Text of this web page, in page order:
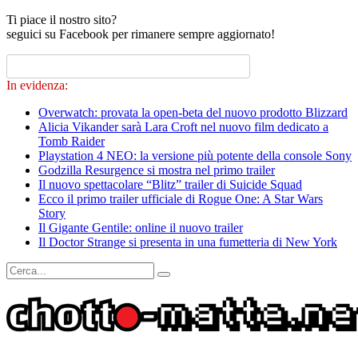
Ti piace il nostro sito?
seguici su Facebook per rimanere sempre aggiornato!
In evidenza:
Overwatch: provata la open-beta del nuovo prodotto Blizzard
Alicia Vikander sarà Lara Croft nel nuovo film dedicato a
Tomb Raider
Playstation 4 NEO: la versione più potente della console Sony
Godzilla Resurgence si mostra nel primo trailer
Il nuovo spettacolare “Blitz” trailer di Suicide Squad
Ecco il primo trailer ufficiale di Rogue One: A Star Wars
Story
Il Gigante Gentile: online il nuovo trailer
Il Doctor Strange si presenta in una fumetteria di New York